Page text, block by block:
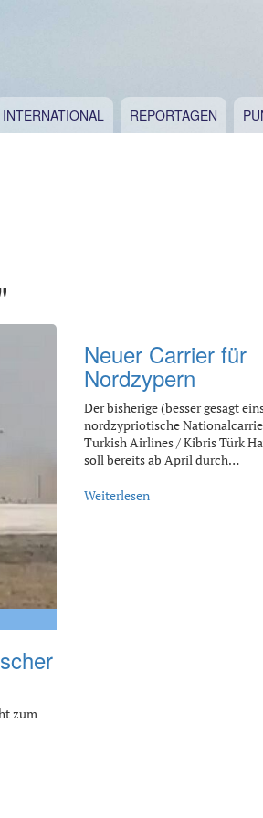
INTERNATIONAL REPORTAGEN
zum
Neuer Carrier für
Nordzypern
Der bisherige (besser gesagt
nordzypriotische
Turkish Airlines / Kibris Türk
soll bereits ab April durch…
Weiterlesen